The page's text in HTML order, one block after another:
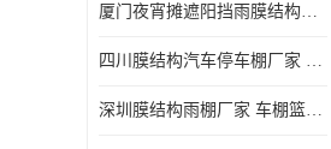
厦门夜宵摊遮阳挡雨膜结构雨棚设计 上门测量 款式多
四川膜结构汽车停车棚厂家 款式多 提供报价
深圳膜结构雨棚厂家 车棚篮球场体育看台 规格多样